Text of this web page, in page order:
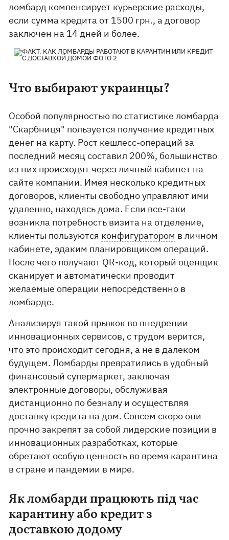
ломбард компенсирует курьерские расходы,
если сумма кредита от 1500 грн., а договор
заключен на 14 дней и более.
Что выбирают украинцы?
Особой популярностью по статистике ломбарда
"Скарбниця" пользуется получение кредитных
денег на карту. Рост кешлесс-операций за
последний месяц составил 200%, большинство
из них происходят через личный кабинет на
сайте компании. Имея несколько кредитных
договоров, клиенты свободно управляют ими
удаленно, находясь дома. Если все-таки
возникла потребность визита на отделение,
клиенты пользуются конфигуратором в личном
кабинете, эдаким планировщиком операций.
После чего получают QR-код, который оценщик
сканирует и автоматически проводит
желаемые операции непосредственно в
ломбарде.
Анализируя такой прыжок во внедрении
инновационных сервисов, с трудом верится,
что это происходит сегодня, а не в далеком
будущем. Ломбарды превратились в удобный
финансовый супермаркет, заключая
электронные договоры, обслуживая
дистанционно по безналу и осуществляя
доставку кредита на дом. Совсем скоро они
прочно закрепят за собой лидерские позиции в
инновационных разработках, которые
обретают особую ценность во время карантина
в стране и пандемии в мире.
Як ломбарди працюють під час
карантину або кредит з
доставкою додому